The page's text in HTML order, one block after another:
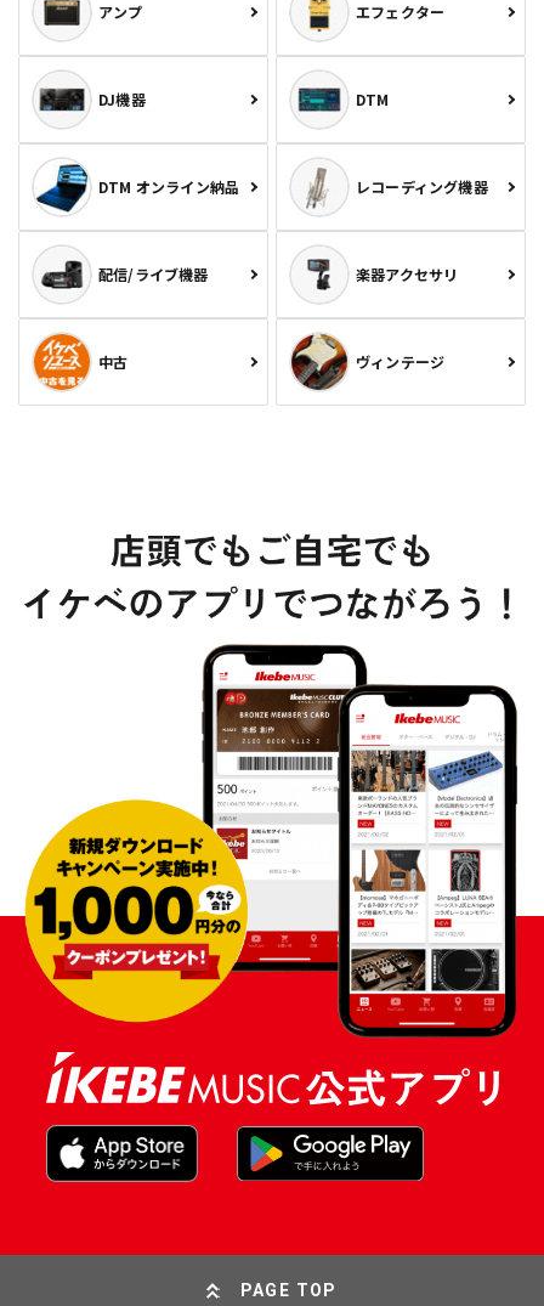
アンプ エフェクター
DJ機器 DTM
DTM オンライン納品 レコーディング機器
配信/ライブ機器 楽器アクセサリ
中古 ヴィンテージ
PAGE TOP